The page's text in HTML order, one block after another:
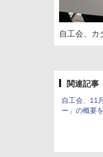
自工会、カ
関連記事
自工会、11
ー」の概要